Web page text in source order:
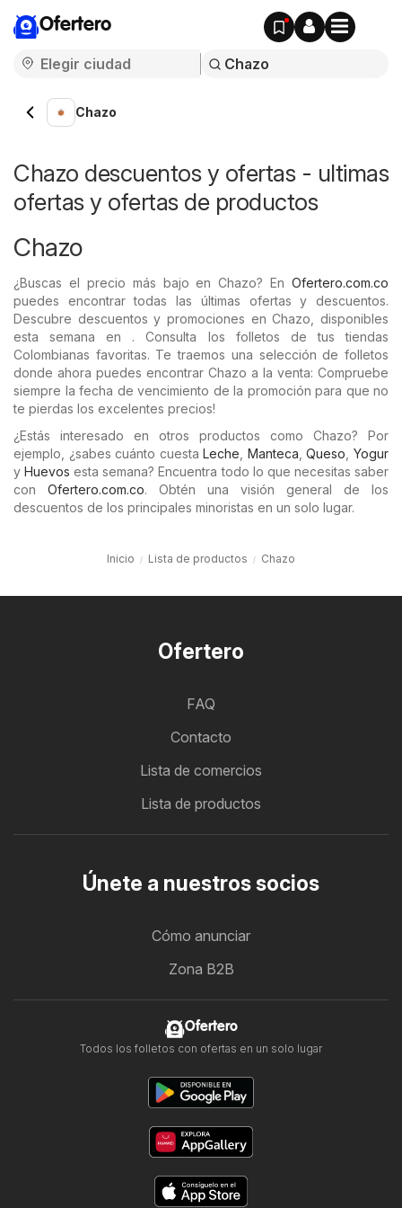
Ofertero
Chazo
Chazo descuentos y ofertas - ultimas
ofertas y ofertas de productos
Chazo
¿Buscas el precio más bajo en Chazo? En Ofertero.com.co
puedes encontrar todas las últimas ofertas y descuentos.
Descubre descuentos y promociones en Chazo, disponibles
esta semana en . Consulta los folletos de tus tiendas
Colombianas favoritas. Te traemos una selección de folletos
donde ahora puedes encontrar Chazo a la venta: Compruebe
siempre la fecha de vencimiento de la promoción para que no
te pierdas los excelentes precios!
¿Estás interesado en otros productos como Chazo? Por
ejemplo, ¿sabes cuánto cuestaLeche Manteca ,Queso ,Yogur
yHuevos esta semana? Encuentra todo lo que necesitas saber
con Ofertero.com.co. Obtén una visión general de los
descuentos de los principales minoristas en un solo lugar.
Inicio Lista de productos Chazo
Ofertero
FAQ
Contacto
Lista de comercios
Lista de productos
Únete a nuestros socios
Cómo anunciar
Zona B2B
Ofertero
Todos los folletos con ofertas en un solo lugar